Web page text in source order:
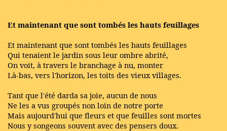
Et maintenant que sont tombés les hauts feuillages
Et maintenant que sont tombés les hauts feuillages
Qui tenaient le jardin sous leur ombre abrité,
On voit, à travers le branchage à nu, monter
Là-bas, vers l'horizon, les toits des vieux villages.
Tant que l'été darda sa joie, aucun de nous
Ne les a vus groupés non loin de notre porte
Mais aujourd'hui que fleurs et que feuilles sont mortes
Nous y songeons souvent avec des pensers doux.